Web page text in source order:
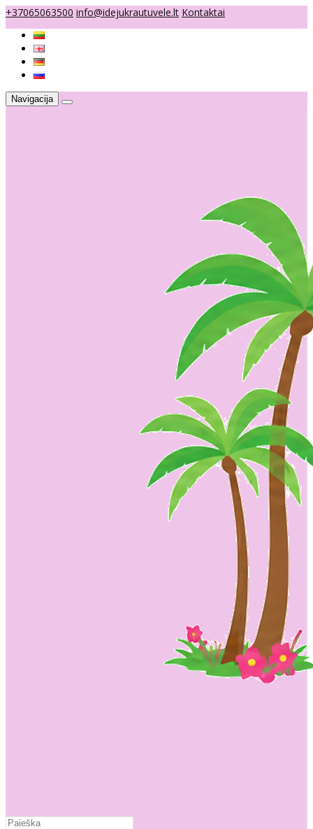
+37065063500 info@idejukrautuvele.lt Kontaktai
Navigacija